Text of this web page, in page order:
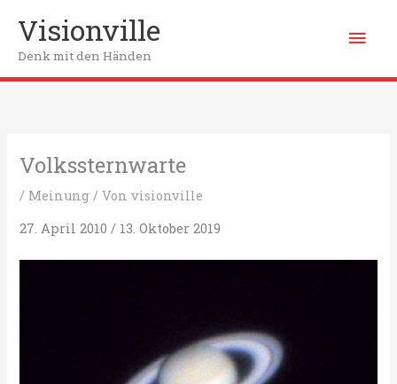
Inhalt
springen
Visionville
Denk mit den Händen
Volkssternwarte
/ Meinung / Vonvisionville
27. April 2010 / 13. Oktober 2019